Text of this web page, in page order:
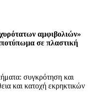
αμφιβολιών»
σε πλαστική
συγκρότηση και
και κατοχή εκρηκτικών